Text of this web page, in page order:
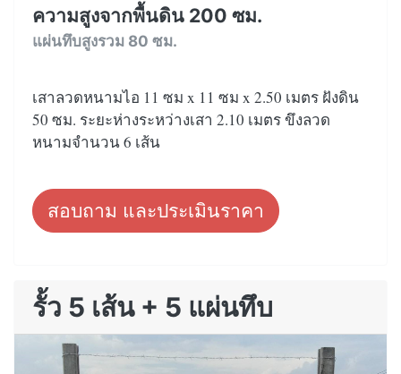
ความสูงจากพื้นดิน 200 ซม.
แผ่นทึบสูงรวม 80 ซม.
เสาลวดหนามไอ 11 ซม x 11 ซม x 2.50 เมตร ฝังดิน
50 ซม. ระยะห่างระหว่างเสา 2.10 เมตร ขึงลวด
หนามจำนวน 6 เส้น
สอบถาม และประเมินราคา
รั้ว 5 เส้น + 5 แผ่นทึบ